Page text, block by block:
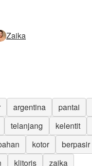
Zaika
argentina pantai
telanjang kelentit
kotor berpasir
klitoris zaika